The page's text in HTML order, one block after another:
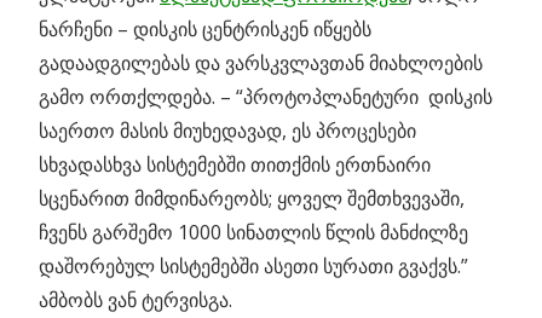
ნარჩენი – დისკის ცენტრისკენ იწყებს
გადაადგილებას და ვარსკვლავთან მიახლოების
გამო ორთქლდება. – “პროტოპლანეტური დისკის
საერთო მასის მიუხედავად, ეს პროცესები
სხვადასხვა სისტემებში თითქმის ერთნაირი
სცენარით მიმდინარეობს; ყოველ შემთხვევაში,
ჩვენს გარშემო 1000 სინათლის წლის მანძილზე
დაშორებულ სისტემებში ასეთი სურათი გვაქვს.”
ამბობს ვან ტერვისგა.